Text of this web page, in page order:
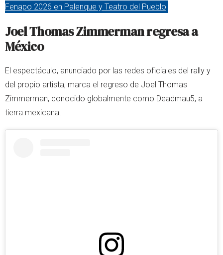
Fenapo 2026 en Palenque y Teatro del Pueblo
Joel Thomas Zimmerman regresa a
México
El espectáculo, anunciado por las redes oficiales del rally y
del propio artista, marca el regreso de Joel Thomas
Zimmerman, conocido globalmente como Deadmau5, a
tierra mexicana.